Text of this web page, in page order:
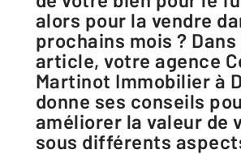
alors pour la vendre
prochains mois ?
article, votre agence
Martinot Immobilier à
donne ses conseils
améliorer la valeur de
sous différents